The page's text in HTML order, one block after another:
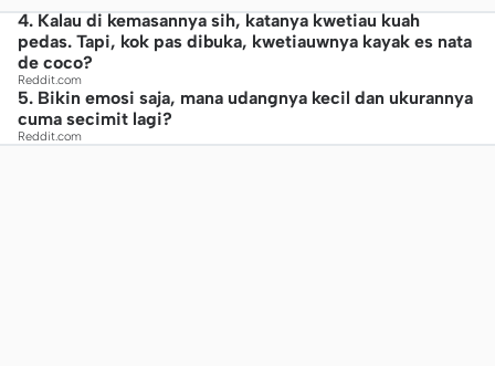
4. Kalau di kemasannya sih, katanya kwetiau kuah
pedas. Tapi, kok pas dibuka, kwetiauwnya kayak es nata
de coco?
Reddit.com
5. Bikin emosi saja, mana udangnya kecil dan ukurannya
cuma secimit lagi?
Reddit.com